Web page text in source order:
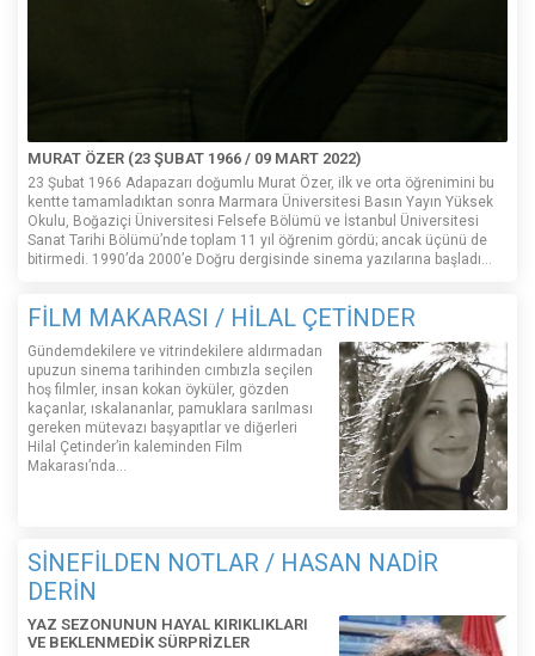
MURAT ÖZER (23 ŞUBAT 1966 / 09 MART 2022)
23 Şubat 1966 Adapazarı doğumlu Murat Özer, ilk ve orta öğrenimini bu
kentte tamamladıktan sonra Marmara Üniversitesi Basın Yayın Yüksek
Okulu, Boğaziçi Üniversitesi Felsefe Bölümü ve İstanbul Üniversitesi
Sanat Tarihi Bölümü’nde toplam 11 yıl öğrenim gördü; ancak üçünü de
bitirmedi. 1990’da 2000’e Doğru dergisinde sinema yazılarına başladı...
FİLM MAKARASI / HİLAL ÇETİNDER
Gündemdekilere ve vitrindekilere aldırmadan
upuzun sinema tarihinden cımbızla seçilen
hoş filmler, insan kokan öyküler, gözden
kaçanlar, ıskalananlar, pamuklara sarılması
gereken mütevazı başyapıtlar ve diğerleri
Hilal Çetinder’in kaleminden Film
Makarası’nda…
SİNEFİLDEN NOTLAR / HASAN NADİR
DERİN
YAZ SEZONUNUN HAYAL KIRIKLIKLARI
VE BEKLENMEDİK SÜRPRİZLER